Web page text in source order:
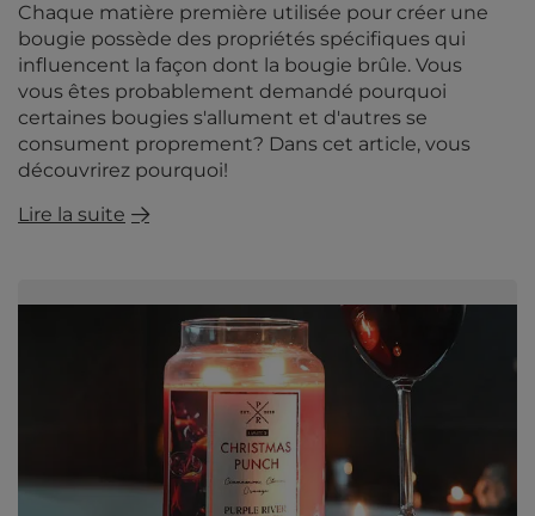
Chaque matière première utilisée pour créer une
bougie possède des propriétés spécifiques qui
influencent la façon dont la bougie brûle. Vous
vous êtes probablement demandé pourquoi
certaines bougies s'allument et d'autres se
consument proprement? Dans cet article, vous
découvrirez pourquoi!
Lire la suite